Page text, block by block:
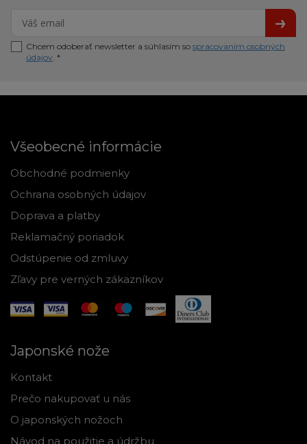
Chcem odoberať newsletter a súhlasím so spracovaním osobných
údajov. *
Všeobecné informácie
Obchodné podmienky
Ochrana osobných údajov
Doprava a platby
Reklamačný poriadok
Odstúpenie od zmluvy
Zľavy pre verných zákazníkov
Japonské nože
Kontakt
Prečo nakupovať u nás
O japonských nožoch
Návod na použitie a údržbu